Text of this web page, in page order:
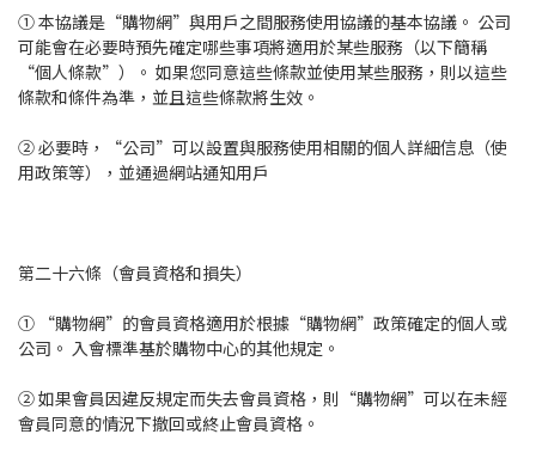
① 本協議是“購物網”與用戶之間服務使用協議的基本協議。 公司
可能會在必要時預先確定哪些事項將適用於某些服務（以下簡稱
“個人條款”）。 如果您同意這些條款並使用某些服務，則以這些
條款和條件為準，並且這些條款將生效。
② 必要時，“公司”可以設置與服務使用相關的個人詳細信息（使
用政策等），並通過網站通知用戶
第二十六條（會員資格和損失）
① “購物網”的會員資格適用於根據“購物網”政策確定的個人或
公司。 入會標準基於購物中心的其他規定。
② 如果會員因違反規定而失去會員資格，則“購物網”可以在未經
會員同意的情況下撤回或終止會員資格。